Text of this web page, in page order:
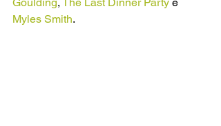
Goulding, The Last Dinner Party e
Myles Smith.